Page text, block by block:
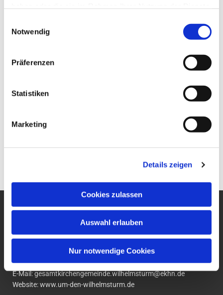
Notwendig
Präferenzen
Statistiken
Marketing
Details zeigen
Cookies zulassen
Auswahl erlauben
Nur notwendige Cookies
Wir nähern uns den hellsten Tagen des Jahres. In der
Gottesdienstes: „Mehr Licht geht nicht“. Im Mittelpunkt
der Predigt stehen die Licht- und Schattenseiten eines
bedeutenden Menschen des Alten Testaments. Und die,
so Pfarrer Fritz, sind durchaus zeitlos. Herzliche
#umdenwilhelmsturm #evangelischumdenwilhemsturm
Ev. Gesamtkirchengemeinde
Am Zwingel 3
Telefon:027715306
E-Mail:gesamtkirchengemeinde.wilhelmsturm@ekhn.de
Website: www.um-den-wilhelmsturm.de